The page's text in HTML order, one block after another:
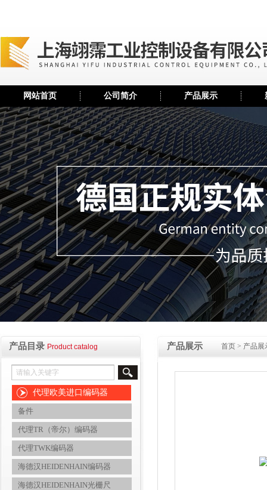
网站首页 公司简介 产品展示
产品目录 Product catalog
代理欧美进口编码器
备件
代理TR（帝尔）编码器
代理TWK编码器
海德汉HEIDENHAIN编码器
海德汉HEIDENHAIN光栅尺
产品展示 首页 > 产品展